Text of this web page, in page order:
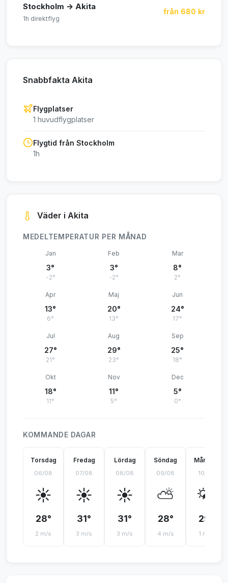
Stockholm → Akita
1h direktflyg
från 680 kr
Snabbfakta Akita
Flygplatser
1 huvudflygplatser
Flygtid från Stockholm
1h
Väder i Akita
MEDELTEMPERATUR PER MÅNAD
Jan
3°
-2°
Feb
3°
-2°
Mar
8°
2°
Apr
13°
6°
Maj
20°
13°
Jun
24°
17°
Jul
27°
21°
Aug
29°
23°
Sep
25°
18°
Okt
18°
11°
Nov
11°
5°
Dec
5°
0°
KOMMANDE DAGAR
Torsdag
06/08
☀️
28°
2 m/s
Fredag
07/08
☀️
31°
3 m/s
Lördag
08/08
☀️
31°
3 m/s
Söndag
09/08
⛅
28°
4 m/s
Måndag
10/08
🌤️
29°
1 m/s